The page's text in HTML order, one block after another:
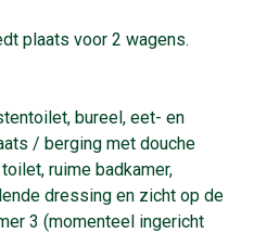
plaats voor 2 wagens.
bureel, eet- en
/ berging met douche
ruime badkamer,
dressing en zicht op de
3 (momenteel ingericht